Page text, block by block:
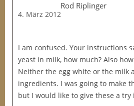
Rod Riplinger
4. März 2012
I am confused. Your instructions
yeast in milk, how much? Also
Neither the egg white or the milk
ingredients. I was going to make
but I would like to give these a try